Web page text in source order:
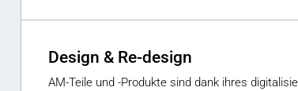
Design & Re-design
AM-Teile und -Produkte sind dank ihres